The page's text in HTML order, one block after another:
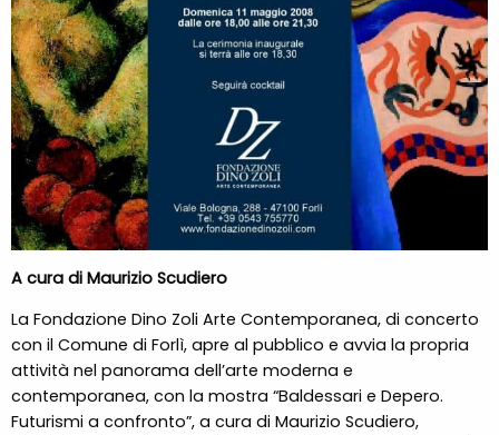
A cura di Maurizio Scudiero
La Fondazione Dino Zoli Arte Contemporanea, di concerto
con il Comune di Forlì, apre al pubblico e avvia la propria
attività nel panorama dell’arte moderna e
contemporanea, con la mostra “Baldessari e Depero.
Futurismi a confronto”, a cura di Maurizio Scudiero,